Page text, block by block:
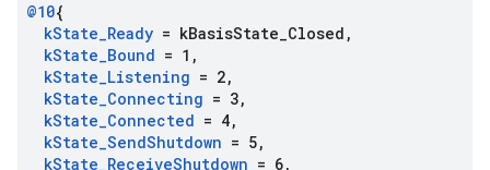
@10{
kState_Ready = kBasisState Closed ,
kState_Bound = 1 ,
kState_Listening = 2,
kState_Connecting = 3,
kState_Connected = 4,
kState_SendShutdown = 5,
kState_ReceiveShutdown = 6,